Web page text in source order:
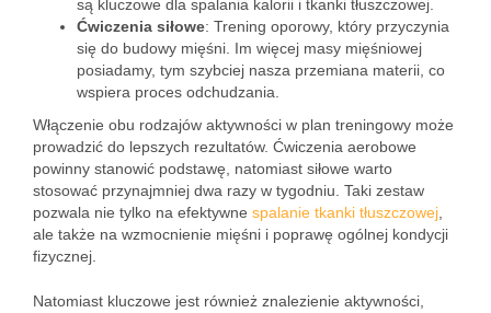
są kluczowe dla spalania kalorii i tkanki tłuszczowej.
Ćwiczenia siłowe: Trening oporowy, który przyczynia
się do budowy mięśni. Im więcej masy mięśniowej
posiadamy, tym szybciej nasza przemiana materii, co
wspiera proces odchudzania.
Włączenie obu rodzajów aktywności w plan treningowy może
prowadzić do lepszych rezultatów. Ćwiczenia aerobowe
powinny stanowić podstawę, natomiast siłowe warto
stosować przynajmniej dwa razy w tygodniu. Taki zestaw
pozwala nie tylko na efektywne spalanie tkanki tłuszczowej
ale także na wzmocnienie mięśni i poprawę ogólnej kondycji
fizycznej.
Natomiast kluczowe jest również znalezienie aktywności,